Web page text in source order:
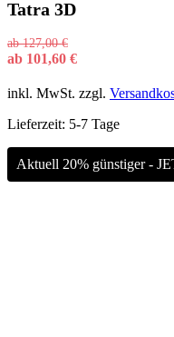
Tatra 3D
ab127,00€
ab 101,60 €
inkl. MwSt. zzgl.
Lieferzeit: 5-7 Tage
Aktuell 20% günstiger -